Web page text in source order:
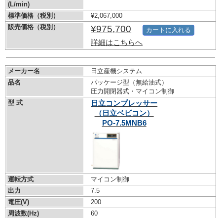
(L/min)
標準価格（税別）
¥2,067,000
販売価格（税別）
¥975,700
詳細はこちらへ
カートに入れる
メーカー名
日立産機システム
品名
パッケージ型（無給油式）
圧力開閉器式・マイコン制御
型 式
日立コンプレッサー
（日立ベビコン）
PO-7.5MNB6
運転方式
マイコン制御
出力
7.5
電圧(V)
200
周波数(Hz)
60